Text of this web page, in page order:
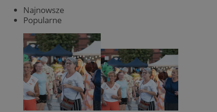
Najnowsze
Popularne